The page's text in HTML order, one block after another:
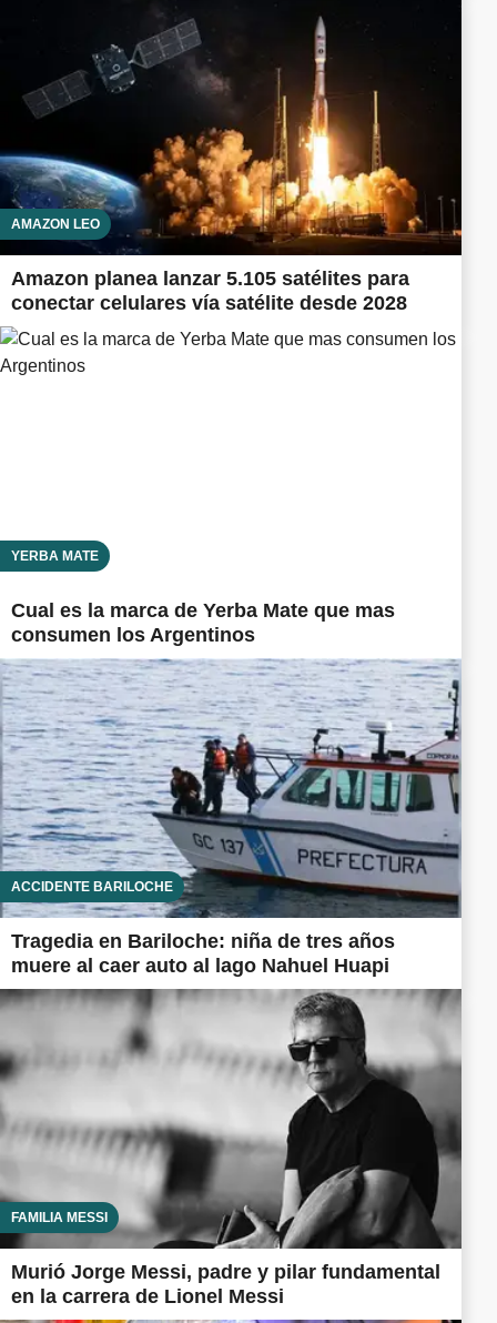
AMAZON LEO
Amazon planea lanzar 5.105 satélites para
conectar celulares vía satélite desde 2028
YERBA MATE
Cual es la marca de Yerba Mate que mas
consumen los Argentinos
ACCIDENTE BARILOCHE
Tragedia en Bariloche: niña de tres años
muere al caer auto al lago Nahuel Huapi
FAMILIA MESSI
Murió Jorge Messi, padre y pilar fundamental
en la carrera de Lionel Messi